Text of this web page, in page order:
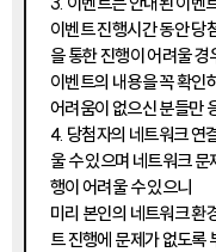
이벤트 진행시간 동안 당
을 통한 진행이 어려울
이벤트의 내용을 꼭 확인
어려움이 없으신 분들만
4. 당첨자의 네트워크 연
울 수 있으며 네트워크
행이 어려울 수 있으니
미리 본인의 네트워크 환
트 진행에 문제가 없도록